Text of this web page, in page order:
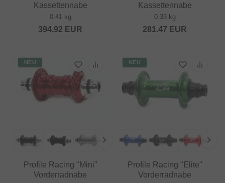
Kassettennabe
0.41 kg
394.92 EUR
Kassettennabe
0.33 kg
281.47 EUR
NEU
Profile Racing "Mini"
Vorderradnabe
NEU
Profile Racing "Elite"
Vorderradnabe